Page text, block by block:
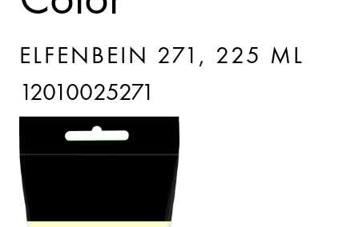
ELFENBEIN 271, 225 ML
12010025271